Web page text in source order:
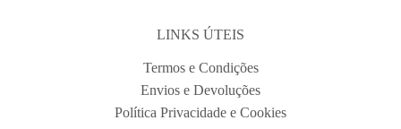
LINKS ÚTEIS
Termos e Condições
Envios e Devoluções
Política Privacidade e Cookies